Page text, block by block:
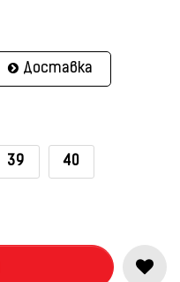
Доставка
39 40